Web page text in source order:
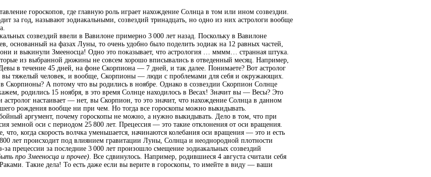
гороскопов, где главную роль играет нахождение Солнца в том или ином созвездии.
за год, называют зодиакальными, созвездий тринадцать, но одно из них астрологи вообще
созвездий ввели в Вавилоне примерно 3 000 лет назад. Поскольку в Вавилоне
основанный на фазах Луны, то очень удобно было поделить зодиак на 12 равных частей,
они и выкинули Змееносца! Одно это показывает, что астрология … мммм… странная штука.
из выбранной дюжины не совсем хорошо вписывались в отведенный месяц. Например,
в течение 45 дней, на фоне Скорпиона — 7 дней, и так далее. Понимаете? Вот астролог
тяжелый человек, и вообще, Скорпионы — люди с проблемами для себя и окружающих.
Скорпионы? А потому что вы родились в ноябре. Однако в созвездии Скорпион Солнце
родились 15 ноября, в это время Солнце находилось в Весах! Значит вы — Весы? Это
астролог настаивает — нет, вы Скорпион, то это значит, что нахождение Солнца в данном
рождения вообще ни при чем. Но тогда все гороскопы можно выкидывать.
аргумент, почему гороскопы не можно, а нужно выкидывать. Дело в том, что при
земной оси с периодом 25 800 лет. Прецессия — это такие отклонения от оси вращения.
что, когда скорость волчка уменьшается, начинаются колебания оси вращения — это и есть
лет происходит под влиянием гравитации Луны, Солнца и неоднородной плотности
прецессии за последние 3 000 лет произошло смещение зодиакальных созвездий
про Змееносца и прочее) . Все сдвинулось. Например, родившиеся 4 августа считали себя
Такие дела! То есть даже если вы верите в гороскопы, то имейте в виду — ваши